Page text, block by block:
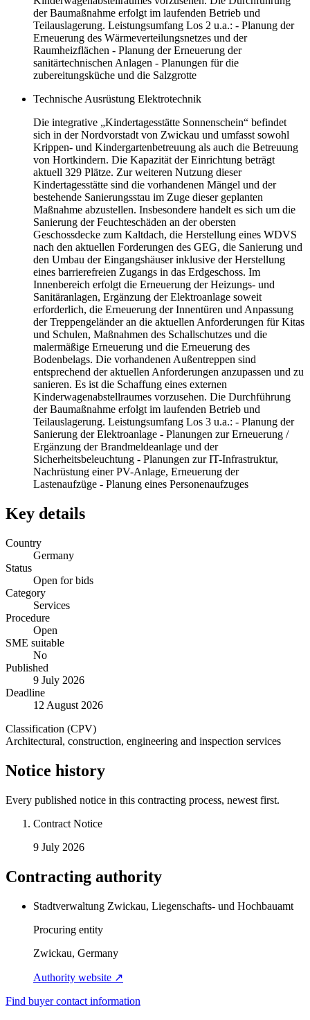
der Baumaßnahme erfolgt im laufenden Betrieb und
Teilauslagerung. Leistungsumfang Los 2 u.a.: - Planung der
Erneuerung des Wärmeverteilungsnetzes und der
Raumheizflächen - Planung der Erneuerung der
sanitärtechnischen Anlagen - Planungen für die
zubereitungsküche und die Salzgrotte
Technische Ausrüstung Elektrotechnik
Die integrative „Kindertagesstätte Sonnenschein“ befindet
sich in der Nordvorstadt von Zwickau und umfasst sowohl
Krippen- und Kindergartenbetreuung als auch die Betreuung
von Hortkindern. Die Kapazität der Einrichtung beträgt
aktuell 329 Plätze. Zur weiteren Nutzung dieser
Kindertagesstätte sind die vorhandenen Mängel und der
bestehende Sanierungsstau im Zuge dieser geplanten
Maßnahme abzustellen. Insbesondere handelt es sich um die
Sanierung der Feuchteschäden an der obersten
Geschossdecke zum Kaltdach, die Herstellung eines WDVS
nach den aktuellen Forderungen des GEG, die Sanierung und
den Umbau der Eingangshäuser inklusive der Herstellung
eines barrierefreien Zugangs in das Erdgeschoss. Im
Innenbereich erfolgt die Erneuerung der Heizungs- und
Sanitäranlagen, Ergänzung der Elektroanlage soweit
erforderlich, die Erneuerung der Innentüren und Anpassung
der Treppengeländer an die aktuellen Anforderungen für Kitas
und Schulen, Maßnahmen des Schallschutzes und die
malermäßige Erneuerung und die Erneuerung des
Bodenbelags. Die vorhandenen Außentreppen sind
entsprechend der aktuellen Anforderungen anzupassen und zu
sanieren. Es ist die Schaffung eines externen
Kinderwagenabstellraumes vorzusehen. Die Durchführung
der Baumaßnahme erfolgt im laufenden Betrieb und
Teilauslagerung. Leistungsumfang Los 3 u.a.: - Planung der
Sanierung der Elektroanlage - Planungen zur Erneuerung /
Ergänzung der Brandmeldeanlage und der
Sicherheitsbeleuchtung - Planungen zur IT-Infrastruktur,
Nachrüstung einer PV-Anlage, Erneuerung der
Lastenaufzüge - Planung eines Personenaufzuges
Key details
Country
Germany
Status
Open for bids
Category
Services
Procedure
Open
SME suitable
No
Published
9 July 2026
Deadline
12 August 2026
Classification (CPV)
Architectural, construction, engineering and inspection services
Notice history
Every published notice in this contracting process, newest first.
Contract Notice
9 July 2026
Contracting authority
Stadtverwaltung Zwickau, Liegenschafts- und Hochbauamt
Procuring entity
Zwickau, Germany
Authority website ↗
Find buyer contact information